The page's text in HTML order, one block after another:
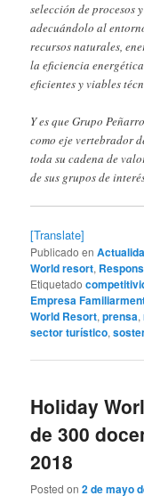
selección de procesos
adecuándolo al
recursos naturales,
la eficiencia
eficientes y viables
Y es que Grupo
como eje vertebrador
toda su cadena de
de sus grupos de
[Translate]
Publicado en
World resort,
Etiquetado
Empresa
World Resort,prensa,
sector turístico,
Holiday
de 300
2018
Posted on2 de mayo